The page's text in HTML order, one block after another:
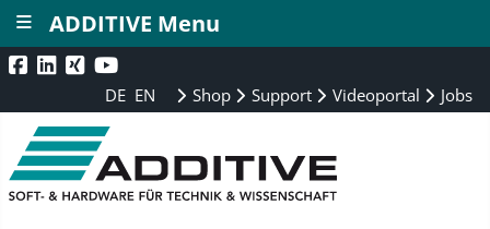
DE EN Shop Support Videoportal Jobs
ADDITIVE Menu
≡